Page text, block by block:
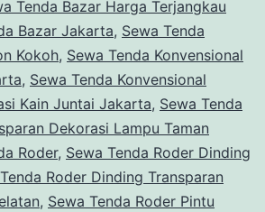
Tenda Bazar Harga Terjangkau
Bazar Jakarta, Sewa Tenda
Kokoh, Sewa Tenda Konvensional
, Sewa Tenda Konvensional
Kain Juntai Jakarta, Sewa Tenda
Dekorasi Lampu Taman
Roder, Sewa Tenda Roder Dinding
Roder Dinding Transparan
, Sewa Tenda Roder Pintu